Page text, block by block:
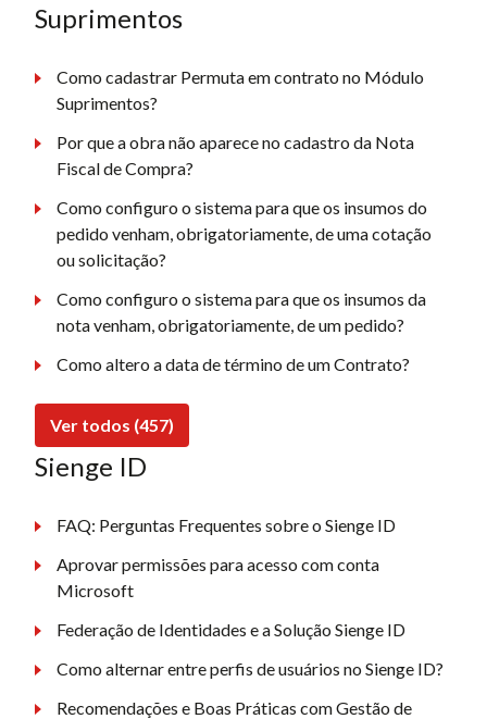
Suprimentos
Como cadastrar Permuta em contrato no Módulo
Suprimentos?
Por que a obra não aparece no cadastro da Nota
Fiscal de Compra?
Como configuro o sistema para que os insumos do
pedido venham, obrigatoriamente, de uma cotação
ou solicitação?
Como configuro o sistema para que os insumos da
nota venham, obrigatoriamente, de um pedido?
Como altero a data de término de um Contrato?
Ver todos (457)
Sienge ID
FAQ: Perguntas Frequentes sobre o Sienge ID
Aprovar permissões para acesso com conta
Microsoft
Federação de Identidades e a Solução Sienge ID
Como alternar entre perfis de usuários no Sienge ID?
Recomendações e Boas Práticas com Gestão de